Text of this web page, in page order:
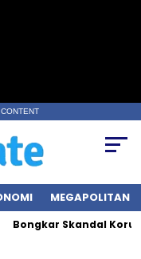
MEGAPOLITAN
Skandal Korupsi